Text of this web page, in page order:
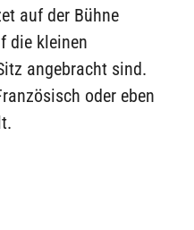
auf der Bühne
die kleinen
angebracht sind.
oder eben